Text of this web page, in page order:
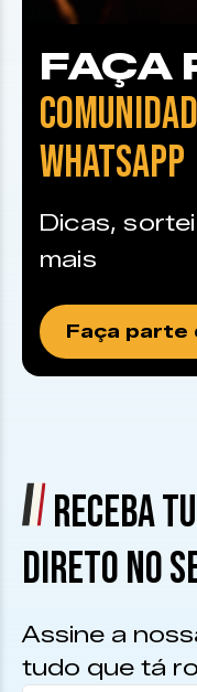
FAÇA
WHATSAPP
Dicas,
mais
Faça parte
RECEBA
DIRETO NO
Assine a
tudo que tá